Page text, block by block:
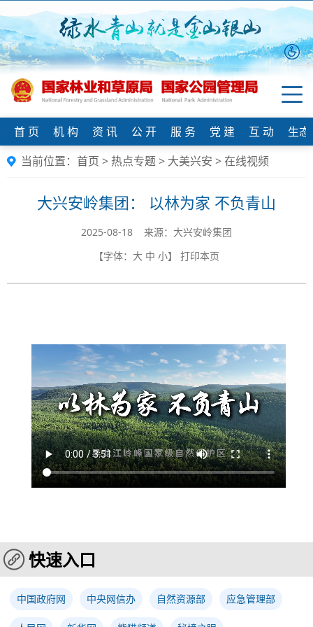
首 页 机 构 资 讯 公 开 服 务 党 建 互 动
生
当前位置： 首页 > 热点专题> 大美兴安 >在线视频
大兴安岭集团： 以林为家 不负青山
2025-08-18 来源：大兴安岭集团
【字体： 大 中 小】 打印本页
快速入口
中国政府网 中央网信办 自然资源部 应急管理部